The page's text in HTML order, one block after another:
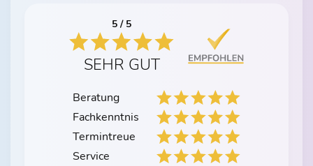
5 / 5
SEHR GUT
Beratung
Fachkenntnis
Termintreue
Service